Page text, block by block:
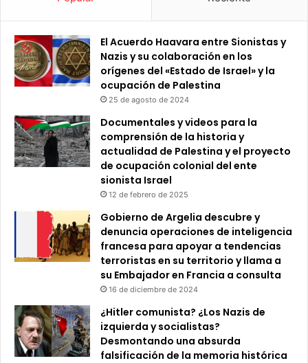
El Acuerdo Haavara entre Sionistas y
Nazis y su colaboración en los
orígenes del «Estado de Israel» y la
ocupación de Palestina
25 de agosto de 2024
Documentales y videos para la
comprensión de la historia y
actualidad de Palestina y el proyecto
de ocupación colonial del ente
sionista Israel
12 de febrero de 2025
Gobierno de Argelia descubre y
denuncia operaciones de inteligencia
francesa para apoyar a tendencias
terroristas en su territorio y llama a
su Embajador en Francia a consulta
16 de diciembre de 2024
¿Hitler comunista? ¿Los Nazis de
izquierda y socialistas?
Desmontando una absurda
falsificación de la memoria histórica